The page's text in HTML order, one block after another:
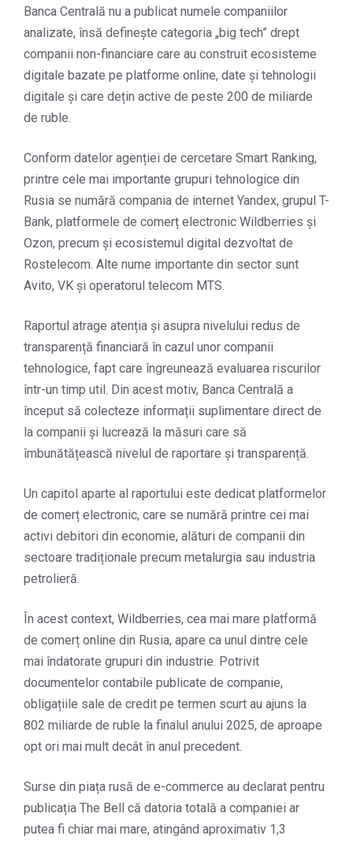
Banca Centrală nu a publicat numele companiilor
analizate, însă definește categoria „big tech” drept
companii non-financiare care au construit ecosisteme
digitale bazate pe platforme online, date și tehnologii
digitale și care dețin active de peste 200 de miliarde
de ruble.
Conform datelor agenției de cercetare Smart Ranking,
printre cele mai importante grupuri tehnologice din
Rusia se numără compania de internet Yandex, grupul T-
Bank, platformele de comerț electronic Wildberries și
Ozon, precum și ecosistemul digital dezvoltat de
Rostelecom. Alte nume importante din sector sunt
Avito, VK și operatorul telecom MTS.
Raportul atrage atenția și asupra nivelului redus de
transparență financiară în cazul unor companii
tehnologice, fapt care îngreunează evaluarea riscurilor
într-un timp util. Din acest motiv, Banca Centrală a
început să colecteze informații suplimentare direct de
la companii și lucrează la măsuri care să
îmbunătățească nivelul de raportare și transparență.
Un capitol aparte al raportului este dedicat platformelor
de comerț electronic, care se numără printre cei mai
activi debitori din economie, alături de companii din
sectoare tradiționale precum metalurgia sau industria
petrolieră.
În acest context, Wildberries, cea mai mare platformă
de comerț online din Rusia, apare ca unul dintre cele
mai îndatorate grupuri din industrie. Potrivit
documentelor contabile publicate de companie,
obligațiile sale de credit pe termen scurt au ajuns la
802 miliarde de ruble la finalul anului 2025, de aproape
opt ori mai mult decât în anul precedent.
Surse din piața rusă de e-commerce au declarat pentru
publicația The Bell că datoria totală a companiei ar
putea fi chiar mai mare, atingând aproximativ 1,3